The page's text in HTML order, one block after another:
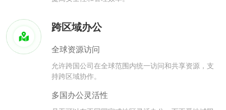
跨区域办公
全球资源访问
允许跨国公司在全球范围内统一访问和共享资源，支
持跨区域协作。
多国办公灵活性